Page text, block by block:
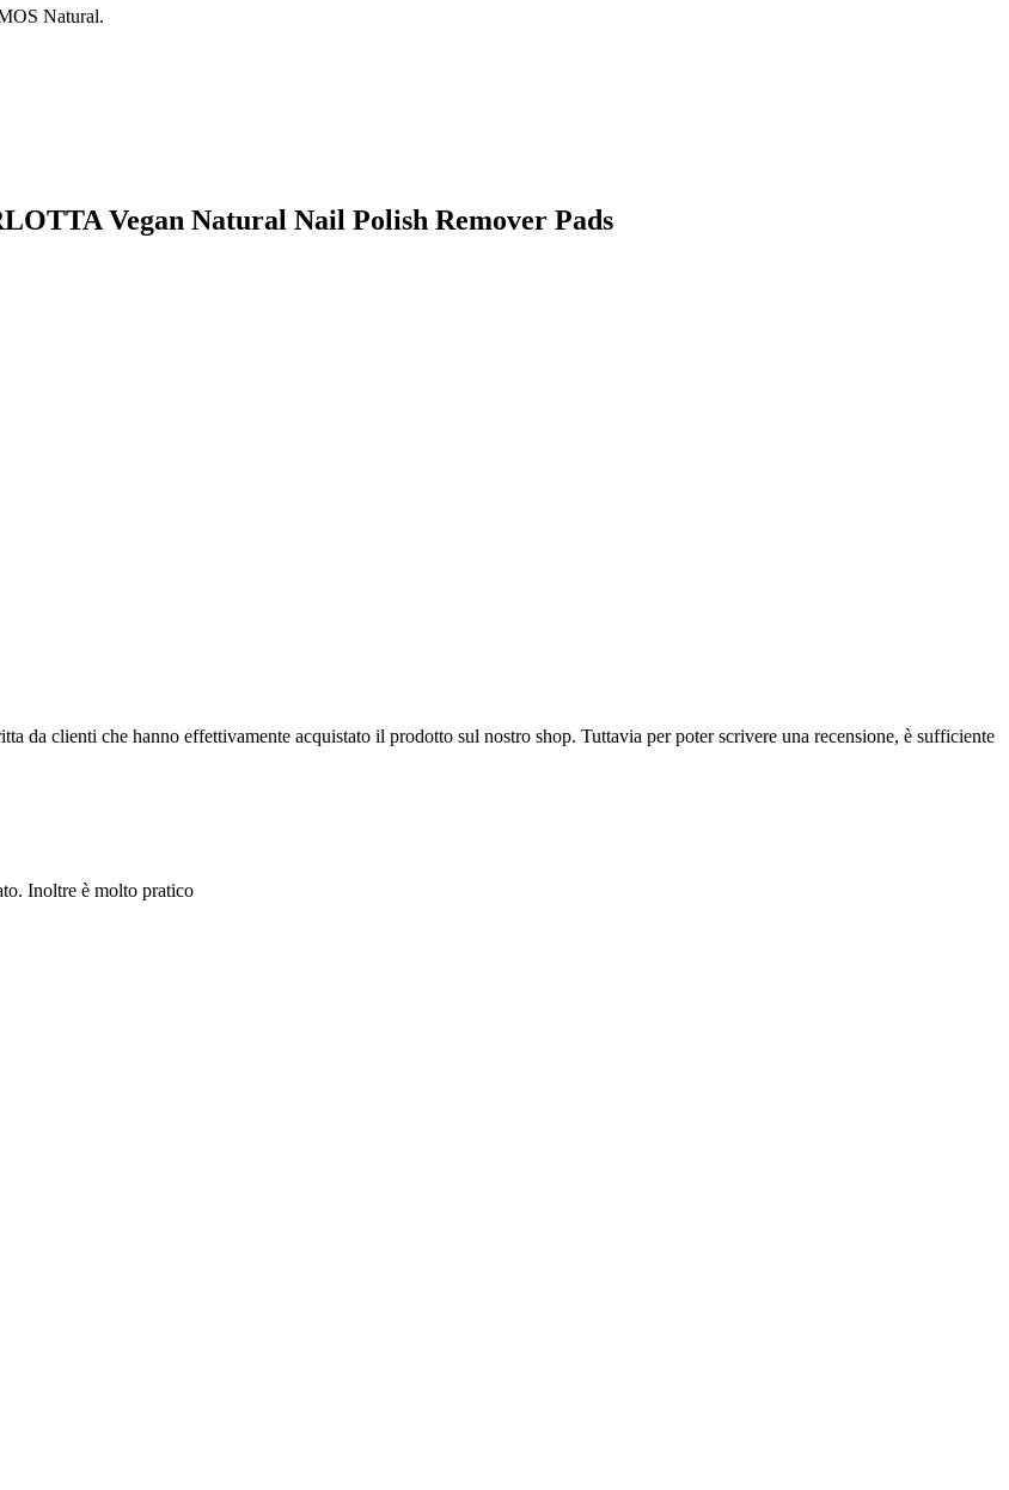
Natural.
Vegan Natural Nail Polish Remover Pads
da clienti che hanno effettivamente acquistato il prodotto sul nostro shop. Tuttavia per poter scrivere una recensione, è sufficiente
Inoltre è molto pratico